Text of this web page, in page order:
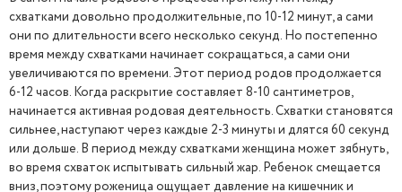
схватками довольно продолжительные, по 10-12 минут, а сами
они по длительности всего несколько секунд. Но постепенно
время между схватками начинает сокращаться, а сами они
увеличиваются по времени. Этот период родов продолжается
6-12 часов. Когда раскрытие составляет 8-10 сантиметров,
начинается активная родовая деятельность. Схватки становятся
сильнее, наступают через каждые 2-3 минуты и длятся 60 секунд
или дольше. В период между схватками женщина может зябнуть,
во время схваток испытывать сильный жар. Ребенок смещается
вниз, поэтому роженица ощущает давление на кишечник и